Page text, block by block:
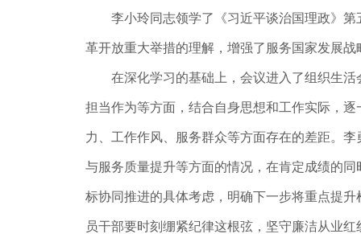
李小玲同志领学了《习近平谈治国理政》第
革开放重大举措的理解，增强了服务国家发展战
在深化学习的基础上，会议进入了组织生活
担当作为等方面，结合自身思想和工作实际，
力、工作作风、服务群众等方面存在的差距。
与服务质量提升等方面的情况，在肯定成绩的
标协同推进的具体考虑，明确下一步将重点提
员干部要时刻绷紧纪律这根弦，坚守廉洁从业